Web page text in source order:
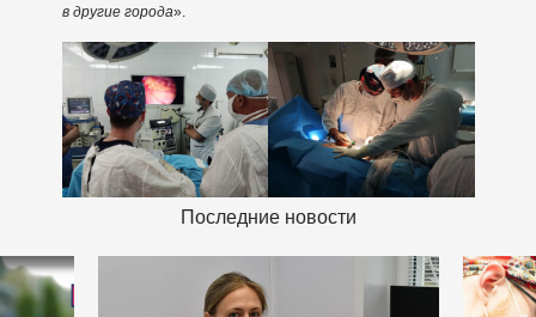
в другие города».
Последние новости